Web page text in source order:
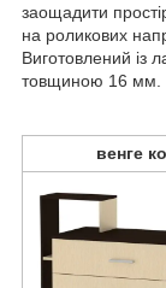
заощадити
на роликових
Виготовлений із
товщиною 16 мм.
венге